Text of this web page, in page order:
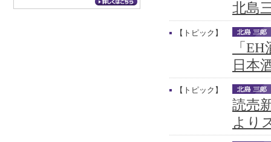
北島
【トピック】
「
日本
【トピック】
読売
より